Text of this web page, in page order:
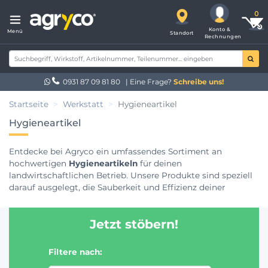
Menü Standort
Konto &
Rechnungen
0931 87 09 81 80 | Eine Frage? Schreibe uns!
Startseite Werkstatt Hygieneartikel
Hygieneartikel
Entdecke bei Agryco ein umfassendes Sortiment an
hochwertigen Hygieneartikeln für deinen
landwirtschaftlichen Betrieb. Unsere Produkte sind speziell
darauf ausgelegt, die Sauberkeit und Effizienz deiner
Feldspritzenreinigern für eine gründliche Reinigung deiner
Spritzgeräte bis hin zu effektiven Maschinenreinigern für
was du für ein professionelles Hygienemanagement
Jetzt stöbern!
Filtere nach: